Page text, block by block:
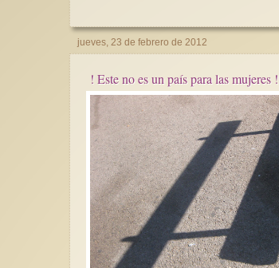
jueves, 23 de febrero de 2012
! Este no es un país para las mujeres !